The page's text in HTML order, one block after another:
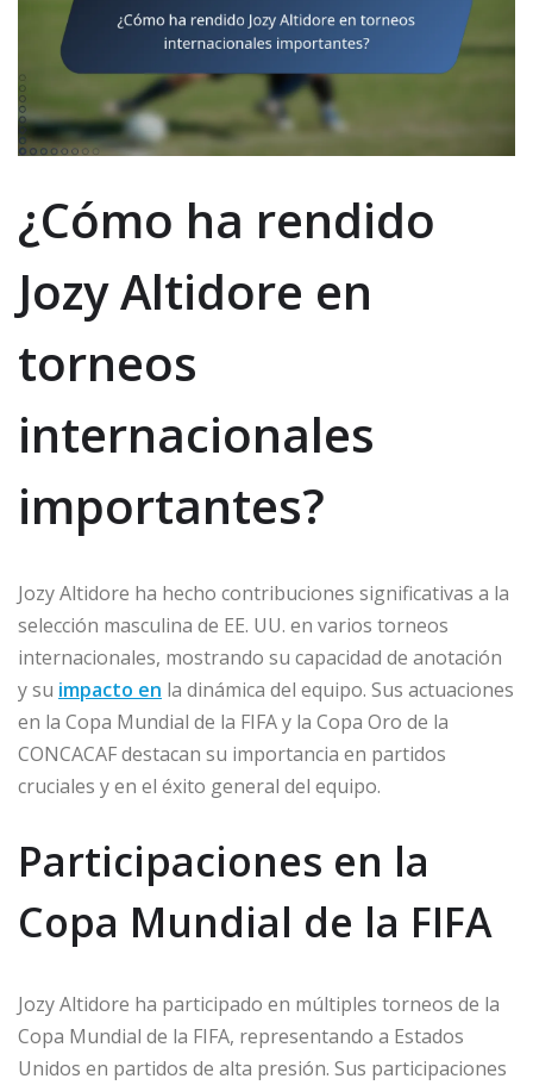
¿Cómo ha rendido
Jozy Altidore en
torneos
internacionales
importantes?
Jozy Altidore ha hecho contribuciones significativas a la
selección masculina de EE. UU. en varios torneos
internacionales, mostrando su capacidad de anotación
y su impacto en la dinámica del equipo. Sus actuaciones
en la Copa Mundial de la FIFA y la Copa Oro de la
CONCACAF destacan su importancia en partidos
cruciales y en el éxito general del equipo.
Participaciones en la
Copa Mundial de la FIFA
Jozy Altidore ha participado en múltiples torneos de la
Copa Mundial de la FIFA, representando a Estados
Unidos en partidos de alta presión. Sus participaciones